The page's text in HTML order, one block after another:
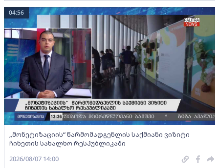
„მონეტიზაციის“ წარმომადგენლის საქმიანი ვიზიტი
ჩინეთის სახალხო რესპუბლიკაში
04:56
2026/08/07 14:00